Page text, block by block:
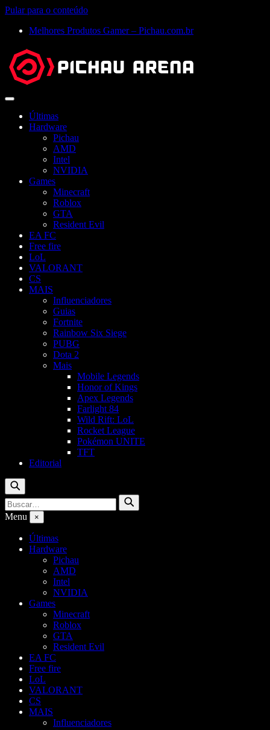
Pular para o conteúdo
Melhores Produtos Gamer – Pichau.com.br
Abrir
Últimas
Hardware
Pichau
AMD
Intel
NVIDIA
Games
Minecraft
Roblox
GTA
Resident Evil
EA FC
Free fire
LoL
VALORANT
CS
MAIS
Influenciadores
Guias
Fortnite
Rainbow Six Siege
PUBG
Dota 2
Mais
Mobile Legends
Honor of Kings
Apex Legends
Farlight 84
Wild Rift: LoL
Rocket League
Pokémon UNITE
TFT
Editorial
Buscar
Buscar
por:
Buscar
Menu ×
Últimas
Hardware
Pichau
AMD
Intel
NVIDIA
Games
Minecraft
Roblox
GTA
Resident Evil
EA FC
Free fire
LoL
VALORANT
CS
MAIS
Influenciadores